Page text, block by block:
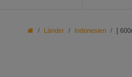
Länder Indonesien [